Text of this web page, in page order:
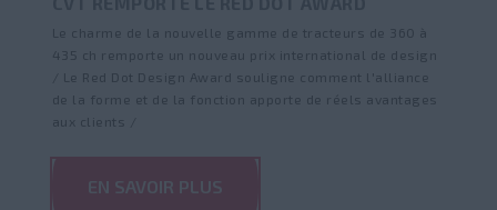
Le charme de la nouvelle gamme de tracteurs de 360 à
435 ch remporte un nouveau prix international de design
/ Le Red Dot Design Award souligne comment l'alliance
de la forme et de la fonction apporte de réels avantages
aux clients /
EN SAVOIR PLUS